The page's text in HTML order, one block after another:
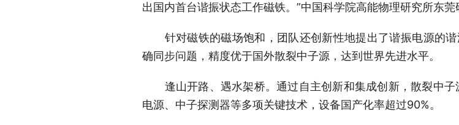
出国内首台谐振状态工作磁铁。”中国科学院高能物理研究所东
针对磁铁的磁场饱和，团队还创新性地提出了谐振电源的谐
确同步问题，精度优于国外散裂中子源，达到世界先进水平。
逢山开路、遇水架桥。通过自主创新和集成创新，散裂中子
电源、中子探测器等多项关键技术，设备国产化率超过90%。